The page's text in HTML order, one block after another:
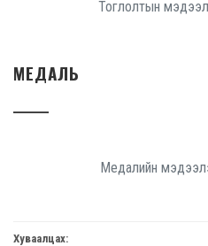
Тоглолтын
МЕДАЛЬ
Медалийн
Хуваалцах: